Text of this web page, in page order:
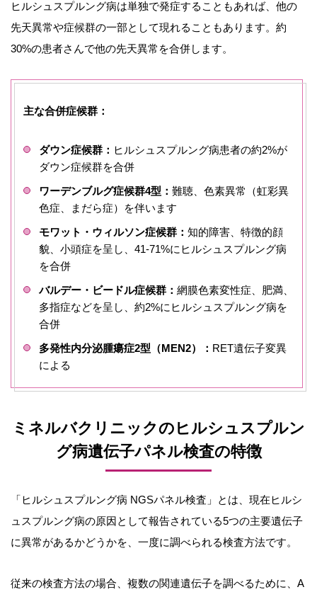
ヒルシュスプルング病は単独で発症することもあれば、他の
先天異常や症候群の一部として現れることもあります。約
30%の患者さんで他の先天異常を合併します。
主な合併症候群：
ダウン症候群： ヒルシュスプルング病患者の約2%が
ダウン症候群を合併
ワーデンブルグ症候群4型： 難聴、色素異常（虹彩異
色症、まだら症）を伴います
モワット・ウィルソン症候群： 知的障害、特徴的顔
貌、小頭症を呈し、41-71%にヒルシュスプルング病
を合併
バルデー・ビードル症候群： 網膜色素変性症、肥満、
多指症などを呈し、約2%にヒルシュスプルング病を
合併
多発性内分泌腫瘍症2型（MEN2）： RET遺伝子変異
による
ミネルバクリニックのヒルシュスプルン
グ病遺伝子パネル検査の特徴
「ヒルシュスプルング病 NGSパネル検査」とは、現在ヒルシ
ュスプルング病の原因として報告されている5つの主要遺伝子
に異常があるかどうかを、一度に調べられる検査方法です。
従来の検査方法の場合、複数の関連遺伝子を調べるために、A